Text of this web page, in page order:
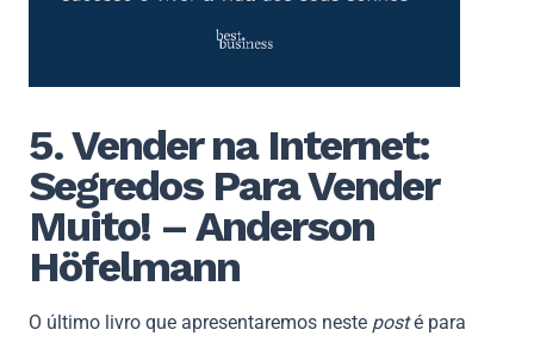
5. Vender na Internet:
Segredos Para Vender
Muito! – Anderson
Höfelmann
O último livro que apresentaremos neste posté para